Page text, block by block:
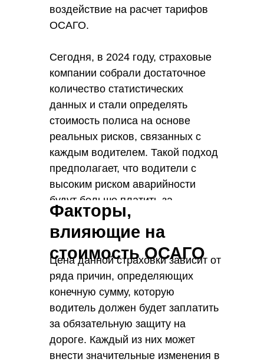
воздействие на расчет тарифов
ОСАГО.
Сегодня, в 2024 году, страховые
компании собрали достаточное
количество статистических
данных и стали определять
стоимость полиса на основе
реальных рисков, связанных с
каждым водителем. Такой подход
предполагает, что водители с
высоким риском аварийности
будут больше платить за
страховку, в то время как те, кто
демонстрируют осторожный стиль
вождения, сэкономят на полисе.
Факторы,
влияющие на
стоимость ОСАГО
Цена данной страховки зависит от
ряда причин, определяющих
конечную сумму, которую
водитель должен будет заплатить
за обязательную защиту на
дороге. Каждый из них может
внести значительные изменения в